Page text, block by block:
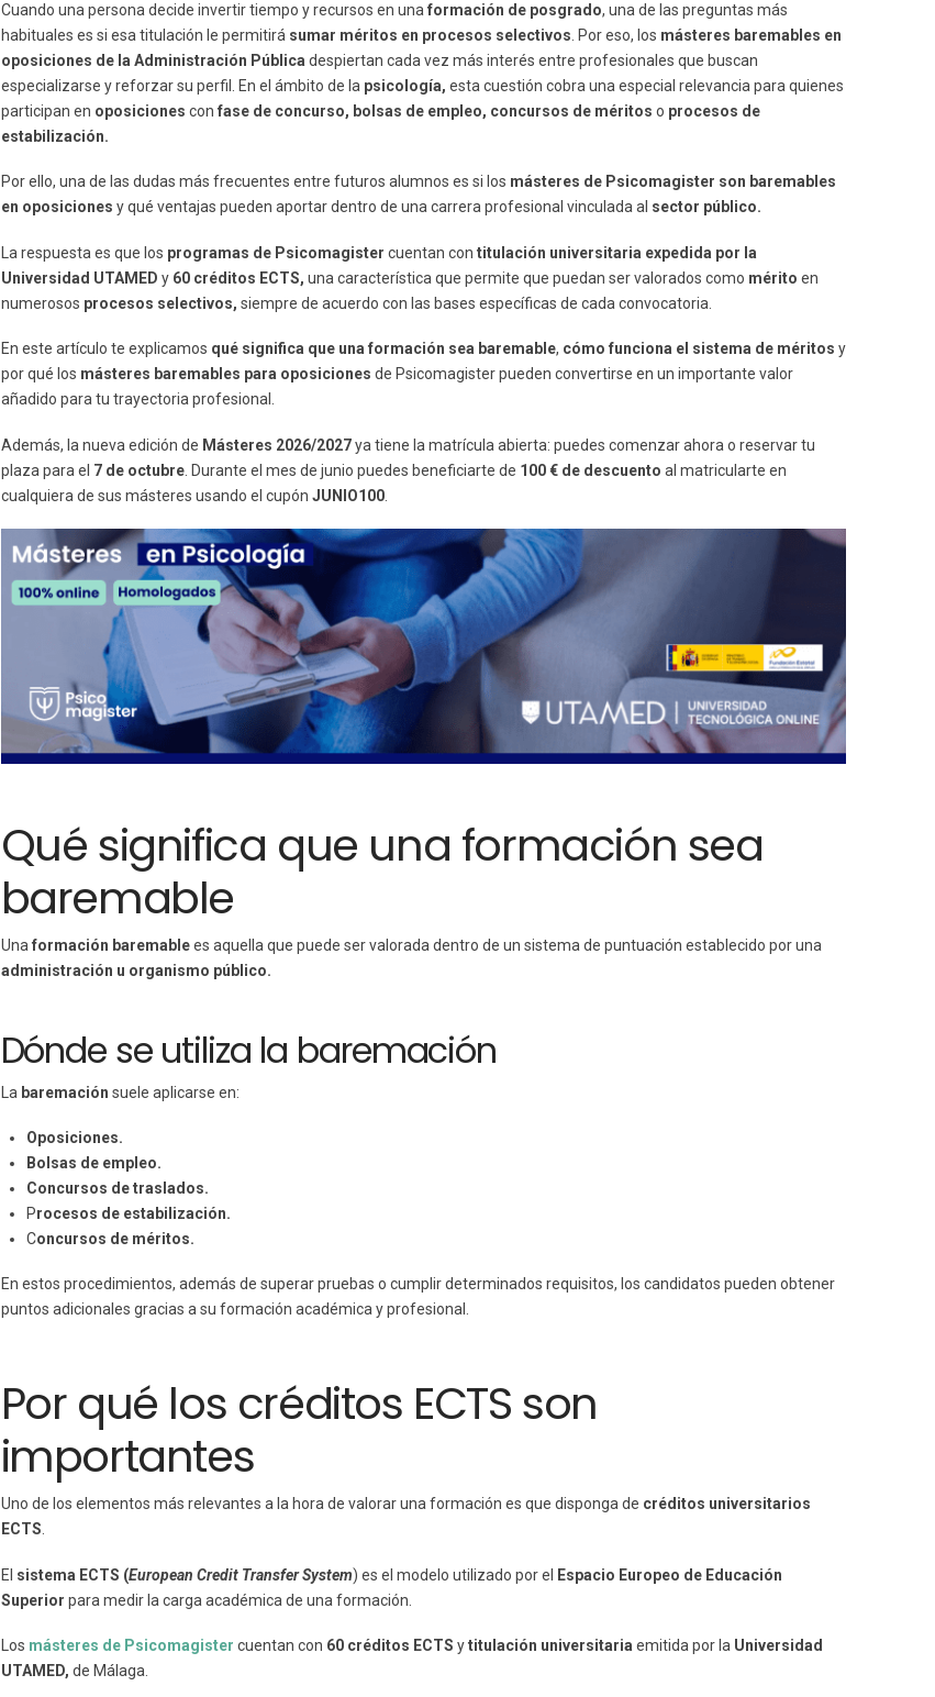
Cuando una persona decide invertir tiempo y recursos en una formación de posgrado, una de las preguntas más
habituales es si esa titulación le permitirá sumar méritos en procesos selectivos . Por eso, los másteres baremables en
oposiciones de la Administración Pública despiertan cada vez más interés entre profesionales que buscan
especializarse y reforzar su perfil. En el ámbito de la psicología, esta cuestión cobra una especial relevancia para quienes
participan en oposiciones con fase de concurso, bolsas de empleo, concursos de méritos o procesos de
estabilización.
Por ello, una de las dudas más frecuentes entre futuros alumnos es si los másteres de Psicomagister son baremables
en oposiciones y qué ventajas pueden aportar dentro de una carrera profesional vinculada al sector público.
La respuesta es que los programas de Psicomagister cuentan con titulación universitaria expedida por la
Universidad UTAMED y 60 créditos ECTS, una característica que permite que puedan ser valorados como mérito en
numerosos procesos selectivos, siempre de acuerdo con las bases específicas de cada convocatoria.
En este artículo te explicamos qué significa que una formación sea baremable, cómo funciona el sistema de méritos y
por qué los másteres baremables para oposiciones de Psicomagister pueden convertirse en un importante valor
añadido para tu trayectoria profesional.
Además, la nueva edición de Másteres 2026/2027ya tiene la matrícula abierta: puedes comenzar ahora o reservar tu
plaza para el 7 de octubre. Durante el mes de junio puedes beneficiarte de 100 € de descuento al matricularte en
cualquiera de sus másteres usando el cupón JUNIO100.
Qué significa que una formación sea
baremable
Una formación baremablees aquella que puede ser valorada dentro de un sistema de puntuación establecido por una
administración u organismo público.
Dónde se utiliza la baremación
La baremación suele aplicarse en:
Oposiciones.
Bolsas de empleo.
Concursos de traslados.
Procesos de estabilización.
Concursos de méritos.
En estos procedimientos, además de superar pruebas o cumplir determinados requisitos, los candidatos pueden obtener
puntos adicionales gracias a su formación académica y profesional.
Por qué los créditos ECTS son
importantes
Uno de los elementos más relevantes a la hora de valorar una formación es que disponga de créditos universitarios
ECTS.
El sistema ECTS (European Credit Transfer System) es el modelo utilizado por el
Espacio Europeo de Educación
Superior para medir la carga académica de una formación.
Los másteres de Psicomagister cuentan con 60 créditos ECTS ytitulación universitaria emitida por la Universidad
UTAMED, de Málaga.